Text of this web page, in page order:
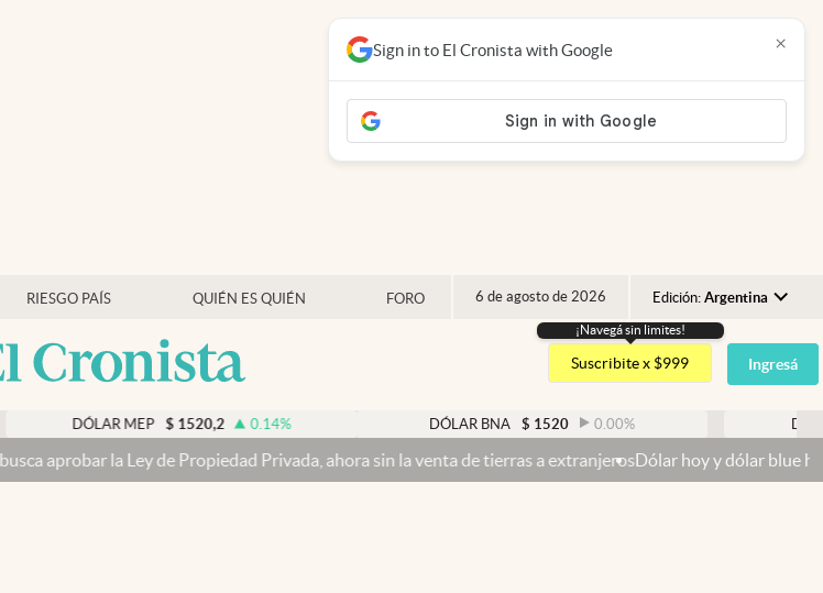
RIESGO PAÍS QUIÉN ES QUIÉN FORO 6 de agosto de 2026 Edición: Argentina
Argentina
España
USA
Colombia
¡Navegá sin limites!
Suscribite x $999 Ingresá
$ 1520,2 0.14% $ 1520 0.00%
de Propiedad Privada, ahora sin la venta de tierras a extranjerosDólar hoy y dólar blue hoy: cuál es la
Sign in to El Cronista with Google ×